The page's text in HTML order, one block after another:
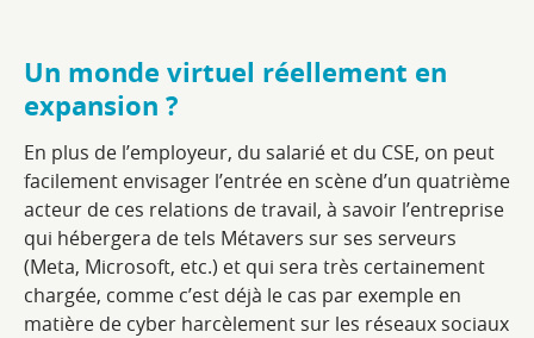
Un monde virtuel réellement en
expansion ?
En plus de l’employeur, du salarié et du CSE, on peut
facilement envisager l’entrée en scène d’un quatrième
acteur de ces relations de travail, à savoir l’entreprise
qui hébergera de tels Métavers sur ses serveurs
(Meta, Microsoft, etc.) et qui sera très certainement
chargée, comme c’est déjà le cas par exemple en
matière de cyber harcèlement sur les réseaux sociaux